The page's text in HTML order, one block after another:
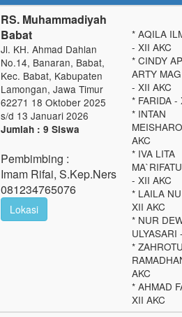
RS. Muhammadiyah
Babat
Jl. KH. Ahmad Dahlan
No.14, Banaran, Babat,
Kec. Babat, Kabupaten
Lamongan, Jawa Timur
62271 18 Oktober 2025
s/d 13 Januari 2026
Jumlah : 9 Siswa
Pembimbing :
Imam Rifai, S.Kep.Ners
081234765076
Lokasi
* AQILA
- XII AKC
* CINDY
ARTY
- XII AKC
* FARIDA -
* INTAN
AKC
* IVA LITA
- XII AKC
* LAILA
XII AKC
* NUR
ULYASARI
*
AKC
* AHMAD
XII AKC